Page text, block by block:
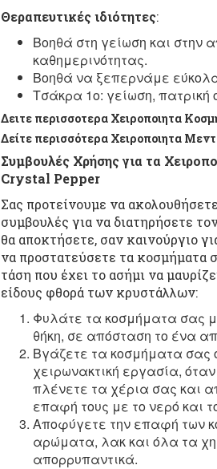
Θεραπευτικές ιδιότητες:
Βοηθά στη γείωση και στην
καθημερινότητας.
Βοηθά να ξεπερνάμε εύκολα
Τσάκρα 1ο: γείωση, πατρική
Δειτε περισσοτερα Χειροποιητα
Δείτε περισσότερα Χειροποιητα
Συμβουλές Χρήσης για τα
Crystal Pepper
Σας προτείνουμε να
συμβουλές για να διατηρήσετε
θα αποκτήσετε, σαν καινούργιο
να προστατεύσετε τα κοσμήματα
τάση που έχει το ασήμι να
είδους φθορά των κρυστάλλων:
Φυλάτε τα κοσμήματα σας
θήκη, σε απόσταση το ένα
Βγάζετε τα κοσμήματα σας
χειρωνακτική εργασία,
πλένετε τα χέρια σας και
επαφή τους με το νερό και
Αποφύγετε την επαφή των
αρώματα, λακ και όλα τα
απορρυπαντικά.